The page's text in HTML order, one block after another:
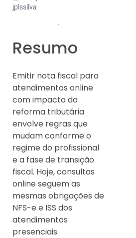
jplssilva
Resumo
Emitir nota fiscal para
atendimentos online
com impacto da
reforma tributária
envolve regras que
mudam conforme o
regime do profissional
e a fase de transição
fiscal. Hoje, consultas
online seguem as
mesmas obrigações de
NFS-e e ISS dos
atendimentos
presenciais.